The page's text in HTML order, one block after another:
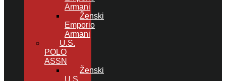
Armani
Ženski
Emporio
Armani
U.S.
POLO
ASSN
Ženski
U.S.